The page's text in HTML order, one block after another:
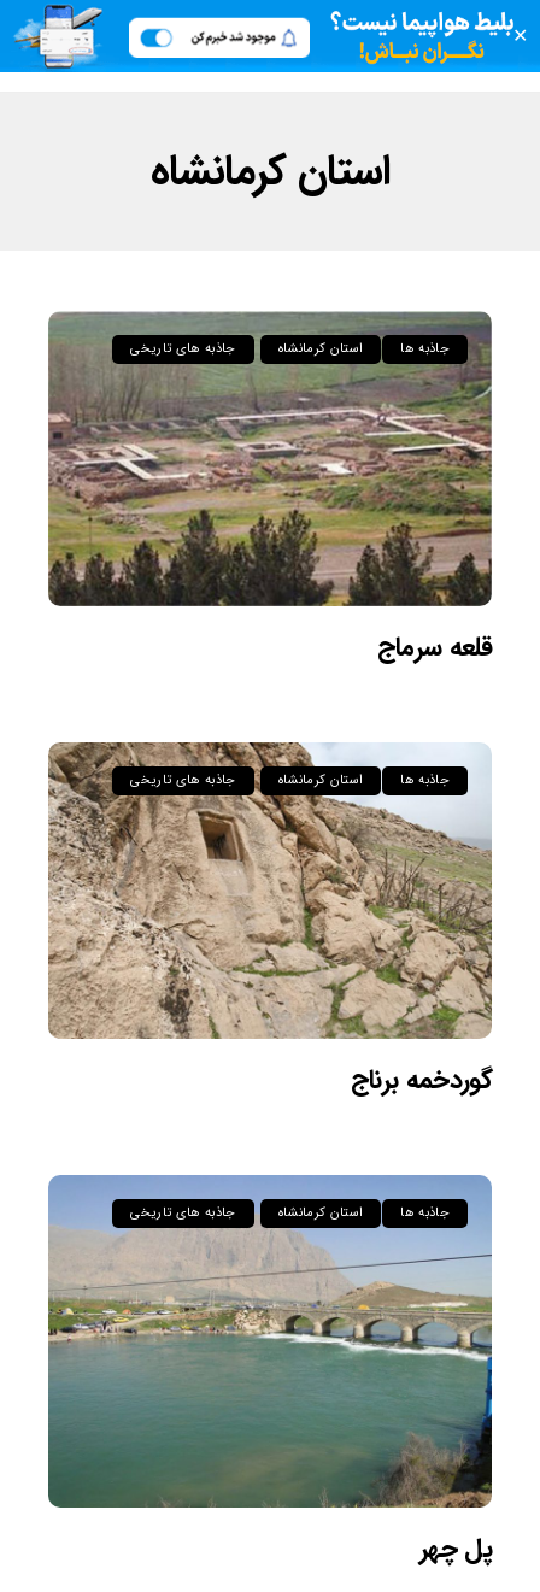
✕
استان کرمانشاه
جاذبه ها استان کرمانشاه جاذبه های تاریخی
قلعه سرماج
جاذبه ها استان کرمانشاه جاذبه های تاریخی
گوردخمه برناج
جاذبه ها استان کرمانشاه جاذبه های تاریخی
پل چهر